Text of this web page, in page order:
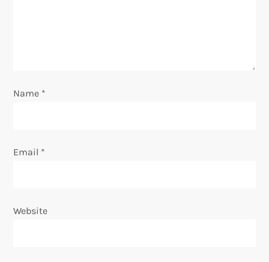
n
Name *
Email *
Website